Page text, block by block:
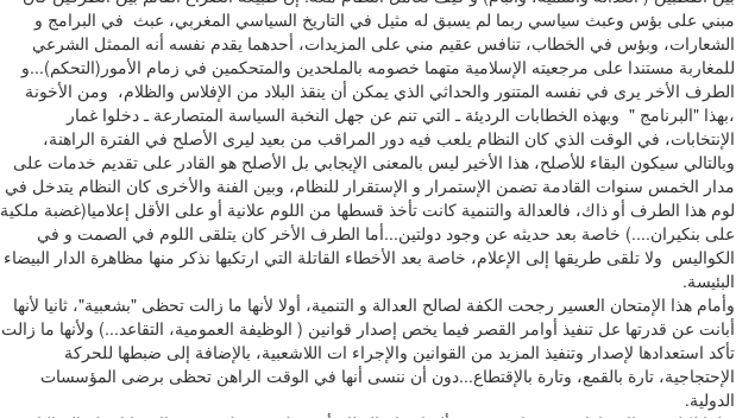
مبني على بؤس وعبث سياسي ربما لم يسبق له مثيل في التاريخ السياسي المغربي، عبث في البرامج و
الشعارات، وبؤس في الخطاب، تنافس عقيم مني على المزيدات، أحدهما يقدم نفسه أنه الممثل الشرعي
للمغاربة مستندا على مرجعيته الإسلامية متهما خصومه بالملحدين والمتحكمين في زمام الأمور(التحكم)...و
الطرف الأخر يرى في نفسه المتنور والحداثي الذي يمكن أن ينقذ البلاد من الإفلاس والظلام، ومن الأخونة
،بهذا "البرنامج " وبهذه الخطابات الرديئة ـ التي تنم عن جهل النخبة السياسة المتصارعة ـ دخلوا غمار
الإنتخابات، في الوقت الذي كان النظام يلعب فيه دور المراقب من بعيد ليرى الأصلح في الفترة الراهنة،
وبالتالي سيكون البقاء للأصلح، هذا الأخير ليس بالمعنى الإيجابي بل الأصلح هو القادر على تقديم خدمات على
مدار الخمس سنوات القادمة تضمن الإستمرار و الإستقرار للنظام، وبين الفنة والأخرى كان النظام يتدخل في
لوم هذا الطرف أو ذاك، فالعدالة والتنمية كانت تأخذ قسطها من اللوم علانية أو على الأقل إعلاميا(غضبة ملكية
على بنكيران....) خاصة بعد حديثه عن وجود دولتين...أما الطرف الأخر كان يتلقى اللوم في الصمت و في
الكواليس ولا تلقى طريقها إلى الإعلام، خاصة بعد الأخطاء القاتلة التي ارتكبها نذكر منها مظاهرة الدار البيضاء
البئيسة.
وأمام هذا الإمتحان العسير رجحت الكفة لصالح العدالة و التنمية، أولا لأنها ما زالت تحظى "بشعبية"، ثانيا لأنها
أبانت عن قدرتها عل تنفيذ أوامر القصر فيما يخص إصدار قوانين ( الوظيفة العمومية، التقاعد...) ولأنها ما زالت
تأكد استعدادها لإصدار وتنفيذ المزيد من القوانين والإجراء ات اللاشعبية، بالإضافة إلى ضبطها للحركة
الإحتجاجية، تارة بالقمع، وتارة بالإقتطاع...دون أن ننسى أنها في الوقت الراهن تحظى برضى المؤسسات
الدولية.